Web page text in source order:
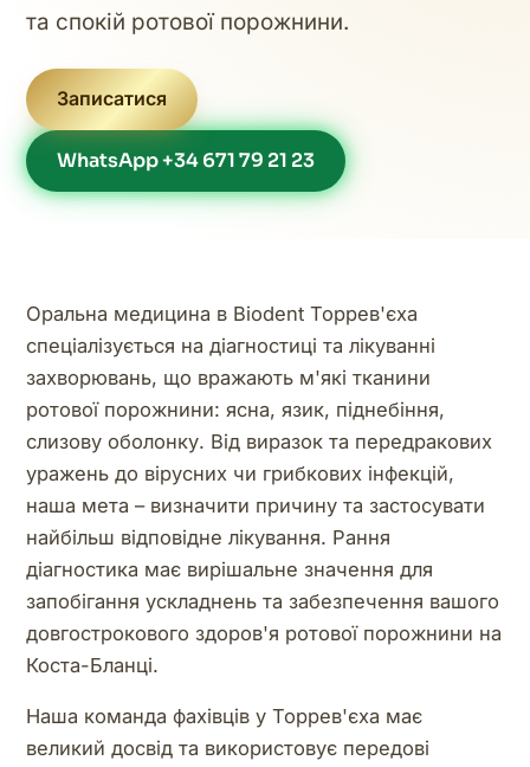
та спокій ротової порожнини.
Записатися
WhatsApp +34 671 79 21 23
Оральна медицина в Biodent Торрев'єха
спеціалізується на діагностиці та лікуванні
захворювань, що вражають м'які тканини
ротової порожнини: ясна, язик, піднебіння,
слизову оболонку. Від виразок та передракових
уражень до вірусних чи грибкових інфекцій,
наша мета – визначити причину та застосувати
найбільш відповідне лікування. Рання
діагностика має вирішальне значення для
запобігання ускладнень та забезпечення вашого
довгострокового здоров'я ротової порожнини на
Коста-Бланці.
Наша команда фахівців у Торрев'єха має
великий досвід та використовує передові